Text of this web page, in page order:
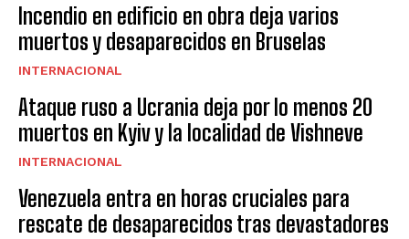
Incendio en edificio en obra deja varios
muertos y desaparecidos en Bruselas
INTERNACIONAL
Ataque ruso a Ucrania deja por lo menos 20
muertos en Kyiv y la localidad de Vishneve
INTERNACIONAL
Venezuela entra en horas cruciales para
rescate de desaparecidos tras devastadores